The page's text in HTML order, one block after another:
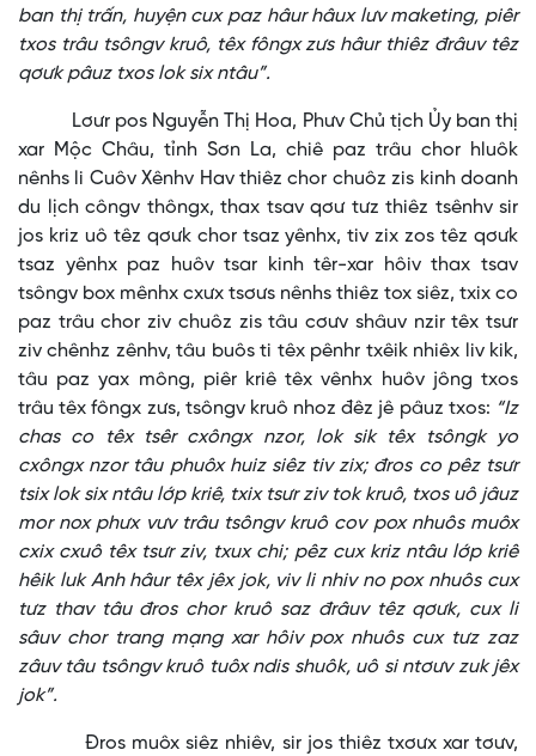
ban thị trấn, huyện cux paz hâur hâux lưv maketing, piêr
txos trâu tsôngv kruô, têx fôngx zưs hâur thiêz đrâuv têz
qơưk pâuz txos lok six ntâu”.
Lơưr pos Nguyễn Thị Hoa, Phưv Chủ tịch Ủy ban thị
xar Mộc Châu, tỉnh Sơn La, chiê paz trâu chor hluôk
nênhs li Cuôv Xênhv Hav thiêz chor chuôz zis kinh doanh
du lịch côngv thôngx, thax tsav qơư tưz thiêz tsênhv sir
jos kriz uô têz qơưk chor tsaz yênhx, tiv zix zos têz qơưk
tsaz yênhx paz huôv tsar kinh têr-xar hôiv thax tsav
tsôngv box mênhx cxưx tsơưs nênhs thiêz tox siêz, txix co
paz trâu chor ziv chuôz zis tâu cơưv shâuv nzir têx tsưr
ziv chênhz zênhv, tâu buôs ti têx pênhr txêik nhiêx liv kik,
tâu paz yax mông, piêr kriê têx vênhx huôv jông txos
trâu têx fôngx zưs, tsôngv kruô nhoz đêz jê pâuz txos: “Iz
chas co têx tsêr cxôngx nzor, lok sik têx tsôngk yo
cxôngx nzor tâu phuôx huiz siêz tiv zix; đros co pêz tsưr
tsix lok six ntâu lớp kriê, txix tsưr ziv tok kruô, txos uô jâuz
mor nox phưx vưv trâu tsôngv kruô cov pox nhuôs muôx
cxix cxuô têx tsưr ziv, txux chi; pêz cux kriz ntâu lớp kriê
hêik luk Anh hâur têx jêx jok, viv li nhiv no pox nhuôs cux
tưz thav tâu đros chor kruô saz đrâuv têz qơưk, cux li
sâuv chor trang mạng xar hôiv pox nhuôs cux tưz zaz
zâuv tâu tsôngv kruô tuôx ndis shuôk, uô si ntơưv zuk jêx
jok”.
Đros muôx siêz nhiêv, sir jos thiêz txơưx xar tơưv,